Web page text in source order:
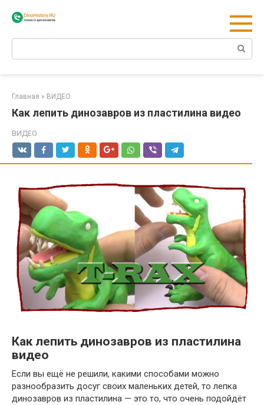
Главная » ВИДЕО
Как лепить динозавров из пластилина видео
ВИДЕО
Как лепить динозавров из пластилина
видео
Если вы ещё не решили, какими способами можно
разнообразить досуг своих маленьких детей, то лепка
динозавров из пластилина — это то, что очень подойдёт